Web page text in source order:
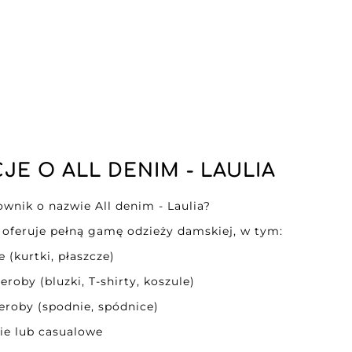
O ALL DENIM - LAULIA
o nazwie All denim - Laulia?
pełną gamę odzieży damskiej, w tym:
(kurtki, płaszcze)
(bluzki, T-shirty, koszule)
(spodnie, spódnice)
lub casualowe